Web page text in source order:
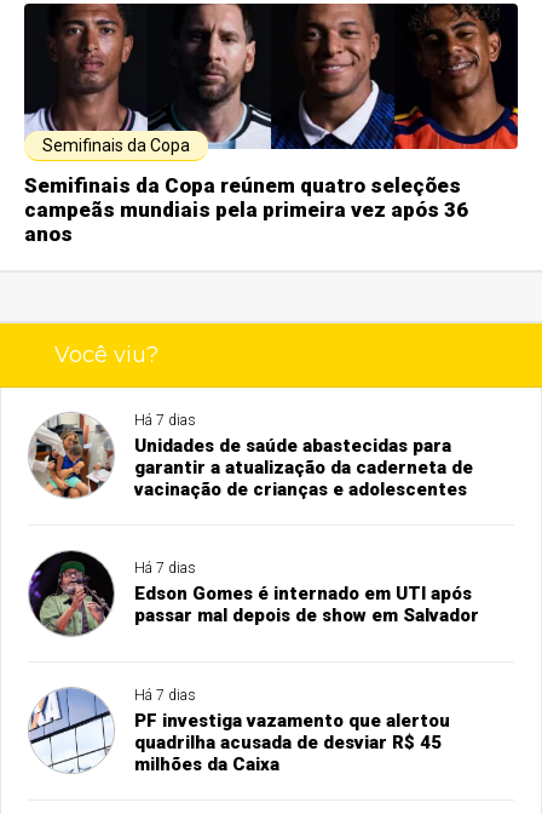
Semifinais da Copa
Semifinais da Copa reúnem quatro seleções
campeãs mundiais pela primeira vez após 36
anos
Você viu?
Há 7 dias
Unidades de saúde abastecidas para
garantir a atualização da caderneta de
vacinação de crianças e adolescentes
Há 7 dias
Edson Gomes é internado em UTI após
passar mal depois de show em Salvador
Há 7 dias
PF investiga vazamento que alertou
quadrilha acusada de desviar R$ 45
milhões da Caixa